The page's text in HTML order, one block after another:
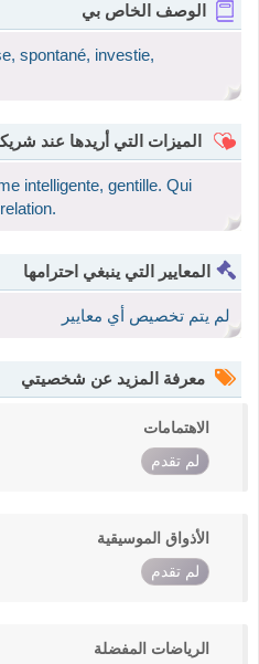
الوصف الخاص بي
spontané, investie,
الميزات التي أريدها عند
intelligente, gentille. Qui
المعايير التي ينبغي احترامها
لم يتم تخصيص أي معايير
معرفة المزيد عن شخصيتي
الاهتمامات
لم تقدم
الأذواق الموسيقية
لم تقدم
الرياضات المفضلة